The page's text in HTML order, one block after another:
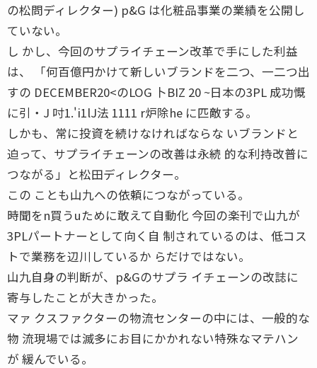
の松問ディレクター) p&G は化粧品事業の業績を公開し
ていない。
し かし、今回のサプライチェーン改革で手にした利益
は、 「何百億円かけて新しいブランドを二つ、一二つ出
すの DECEMBER20<のLOG 卜BIZ 20 ~日本の3PL 成功慨
に引・J 吋1.'i1lJ法 1111 r炉除he に匹敵する。
しかも、常に投資を続けなければならな いブランドと
迫って、サプライチェーンの改善は永続 的な利持改普に
つながる」と松田ディレクター。
この ことも山九への依頼につながっている。
時聞をn買うuために敢えて自動化 今回の楽刊で山九が
3PLパートナーとして向く自 制されているのは、低コス
トで業務を辺川しているか らだけではない。
山九自身の判断が、p&Gのサプラ イチェーンの改誌に
寄与したことが大きかった。
マァ クスファクターの物流センターの中には、一般的な
物 流現場では滅多にお目にかかれない特殊なマテハン
が 緩んでいる。